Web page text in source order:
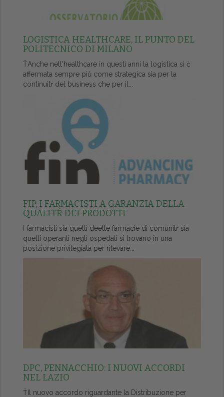
LOGISTICA HEALTHCARE, IL PUNTO DEL
POLITECNICO DI MILANO
ŤAnche nell'healthcare in questi anni la logistica si č
affermata sempre piů come strategica sia per la
continuitŕ del business che per il...
FIP, I FARMACISTI A GARANZIA DELLA
QUALITŔ DEI PRODOTTI
I farmacisti sia quelli deelle farmacie di comunitŕ sia
quelli operanti negli ospedali si trovano in una
posizione privilegiata per rilevare...
DPC, PENNACCHIO: I NUOVI ACCORDI
NEL LAZIO
ŤIl nuovo accordo riguardante la Distribuzione per